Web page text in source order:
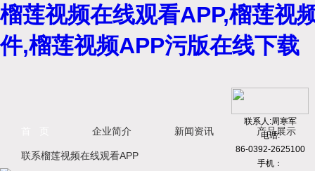
榴莲视频在线观看APP,榴莲视
件,榴莲视频APP污版在线下载
企业简介 新闻资讯 产品展示
联系榴莲视频在线观看APP
联系人:周寒军
电话:
86-0392-2625100
手机：